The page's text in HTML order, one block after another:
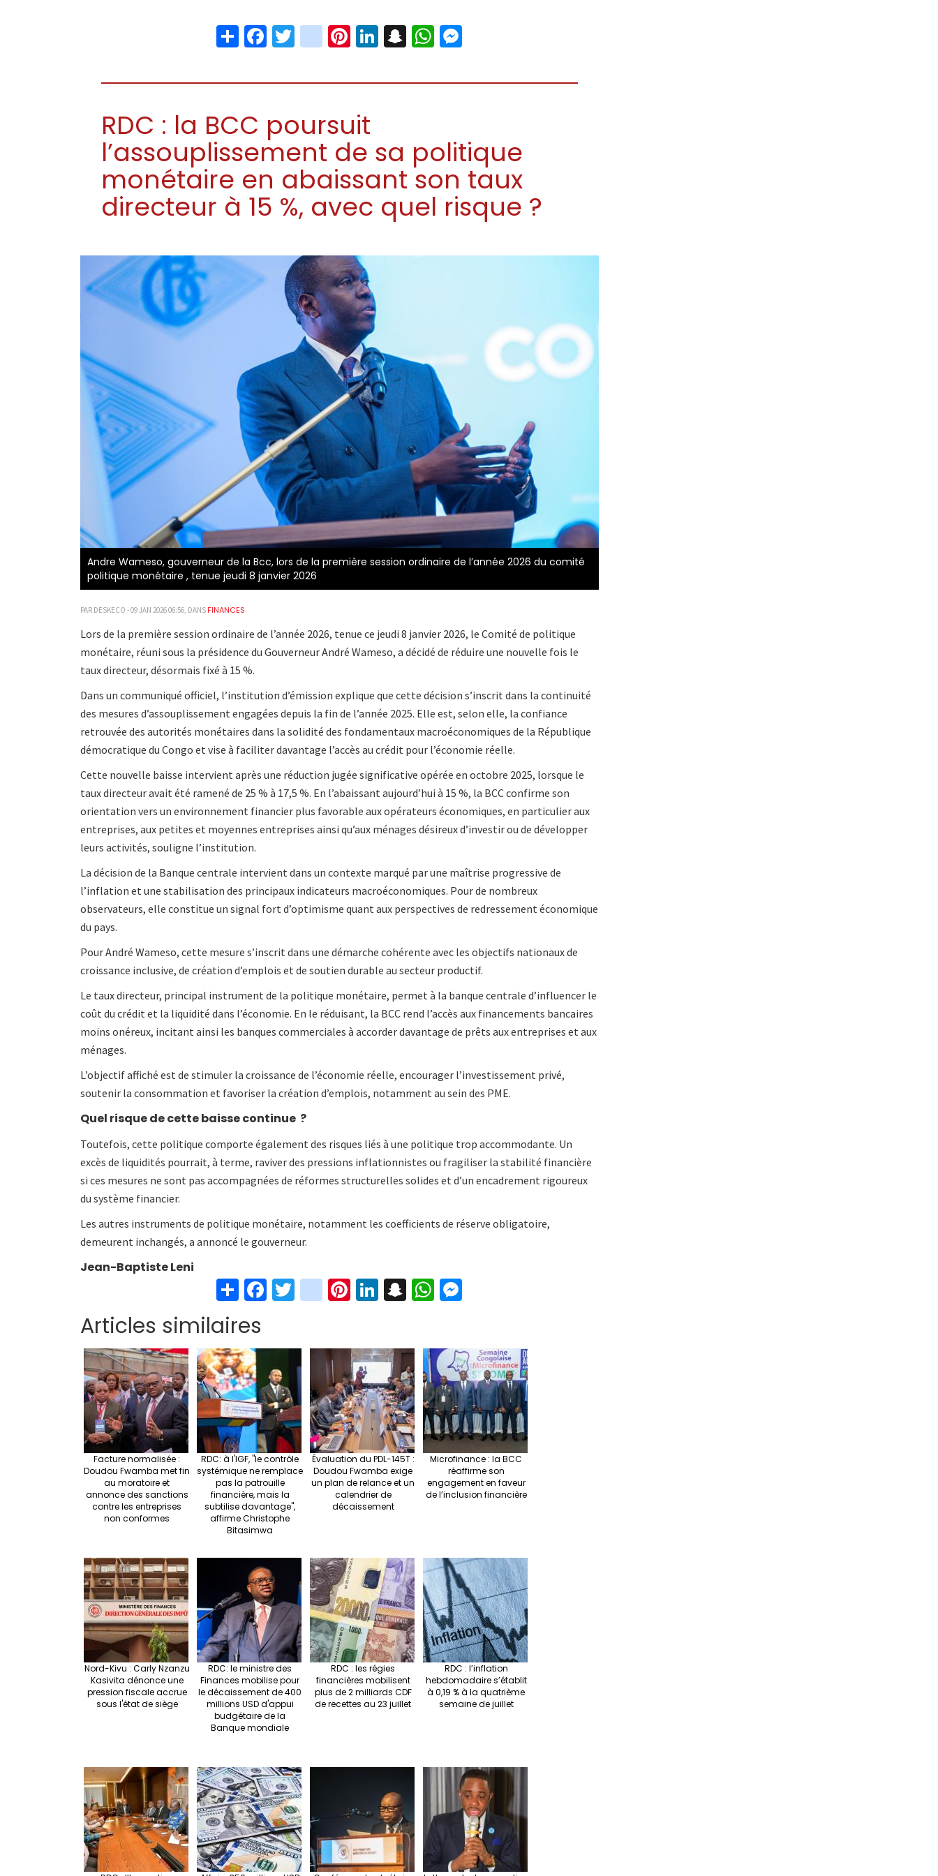
ShareFacebook
Twitter
instagram
Pinterest
LinkedIn
Snapchat
WhatsApp
RDC : la BCC poursuit
l’assouplissement de sa politique
monétaire en abaissant son taux
directeur à 15 %, avec quel risque ?
Andre Wameso, gouverneur de la Bcc, lors de la première session ordinaire de l’année 2026 du comité
politique monétaire , tenue jeudi 8 janvier 2026
PAR DESKECO - 09 JAN 2026 06:56, DANS FINANCES
Lors de la première session ordinaire de l’année 2026, tenue ce jeudi 8 janvier 2026, le Comité de politique
monétaire, réuni sous la présidence du Gouverneur André Wameso, a décidé de réduire une nouvelle fois le
taux directeur, désormais fixé à 15 %.
Dans un communiqué officiel, l’institution d’émission explique que cette décision s’inscrit dans la continuité
des mesures d’assouplissement engagées depuis la fin de l’année 2025. Elle est, selon elle, la confiance
retrouvée des autorités monétaires dans la solidité des fondamentaux macroéconomiques de la République
démocratique du Congo et vise à faciliter davantage l’accès au crédit pour l’économie réelle.
Cette nouvelle baisse intervient après une réduction jugée significative opérée en octobre 2025, lorsque le
taux directeur avait été ramené de 25 % à 17,5 %. En l’abaissant aujourd’hui à 15 %, la BCC confirme son
orientation vers un environnement financier plus favorable aux opérateurs économiques, en particulier aux
entreprises, aux petites et moyennes entreprises ainsi qu’aux ménages désireux d’investir ou de développer
leurs activités, souligne l’institution.
La décision de la Banque centrale intervient dans un contexte marqué par une maîtrise progressive de
l’inflation et une stabilisation des principaux indicateurs macroéconomiques. Pour de nombreux
observateurs, elle constitue un signal fort d’optimisme quant aux perspectives de redressement économique
du pays.
Pour André Wameso, cette mesure s’inscrit dans une démarche cohérente avec les objectifs nationaux de
croissance inclusive, de création d’emplois et de soutien durable au secteur productif.
Le taux directeur, principal instrument de la politique monétaire, permet à la banque centrale d’influencer le
coût du crédit et la liquidité dans l’économie. En le réduisant, la BCC rend l’accès aux financements bancaires
moins onéreux, incitant ainsi les banques commerciales à accorder davantage de prêts aux entreprises et aux
ménages.
L’objectif affiché est de stimuler la croissance de l’économie réelle, encourager l’investissement privé,
soutenir la consommation et favoriser la création d’emplois, notamment au sein des PME.
Quel risque de cette baisse continue ?
Toutefois, cette politique comporte également des risques liés à une politique trop accommodante. Un
excès de liquidités pourrait, à terme, raviver des pressions inflationnistes ou fragiliser la stabilité financière
si ces mesures ne sont pas accompagnées de réformes structurelles solides et d’un encadrement rigoureux
du système financier.
Les autres instruments de politique monétaire, notamment les coefficients de réserve obligatoire,
demeurent inchangés, a annoncé le gouverneur.
Jean-Baptiste Leni
S
h
ar
e
Fa
ce
o
o
k
T
wi
er
in
st
ra
m
Pi
nt
es
t
Li
n
dI
n
S
n
pc
h
at
W
h
sA
p
p
n
ge
r
Articles similaires
Facture normalisée :
Doudou Fwamba met fin
au moratoire et
annonce des sanctions
contre les entreprises
non conformes
RDC: à l'IGF, "le contrôle
systémique ne remplace
pas la patrouille
financière, mais la
subtilise davantage",
affirme Christophe
Bitasimwa
Évaluation du PDL-145T :
Doudou Fwamba exige
un plan de relance et un
calendrier de
décaissement
Microfinance : la BCC
réaffirme son
engagement en faveur
de l’inclusion financière
Nord-Kivu : Carly Nzanzu
Kasivita dénonce une
pression fiscale accrue
sous l'état de siège
RDC: le ministre des
Finances mobilise pour
le décaissement de 400
millions USD d'appui
budgétaire de la
Banque mondiale
RDC : les régies
financières mobilisent
plus de 2 milliards CDF
de recettes au 23 juillet
RDC : l’inflation
hebdomadaire s’établit
à 0,19 % à la quatrième
semaine de juillet